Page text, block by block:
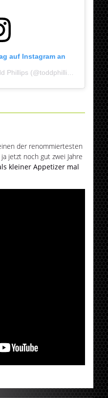
auf Instagram an
der renommiertesten
jetzt noch gut zwei Jahre
kleiner Appetizer mal